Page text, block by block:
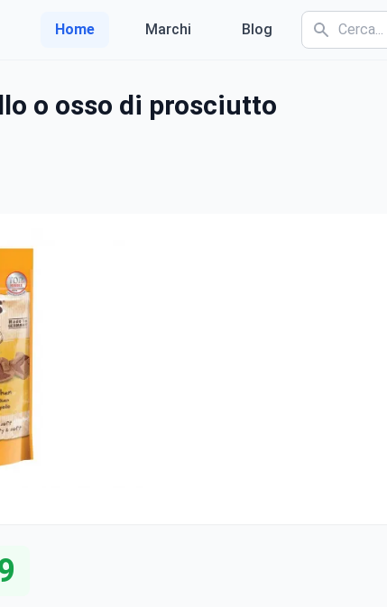
Home Marchi Blog
o osso di prosciutto